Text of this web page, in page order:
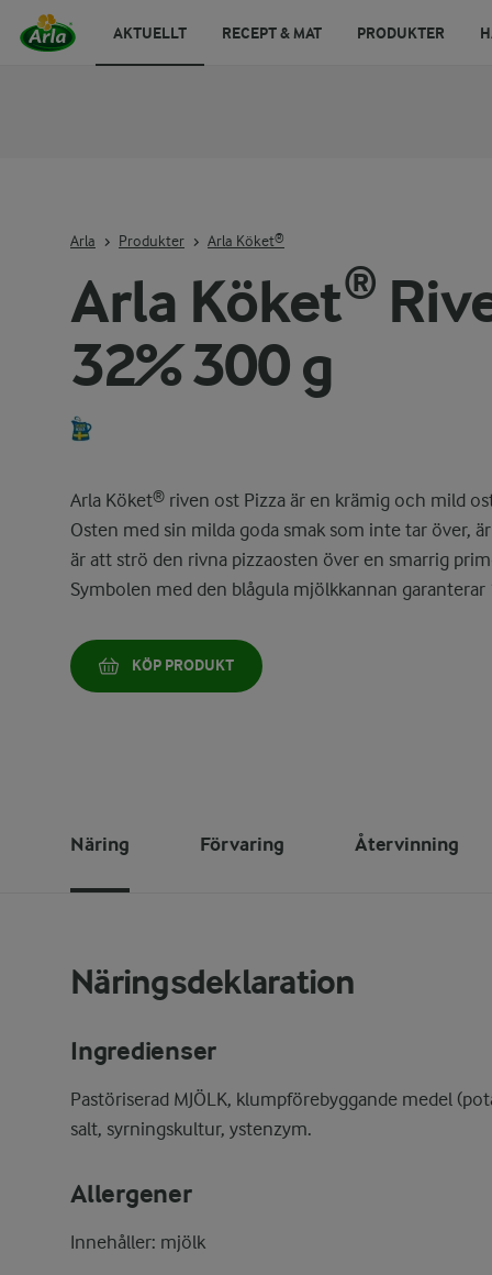
AKTUELLT RECEPT & MAT PRODUKTER
Arla Produkter Arla Köket®
Arla Köket®
32% 300 g
KÖP PRODUKT
Arla Köket® riven ost Pizza är en krämig och mild
Osten med sin milda goda smak som inte tar över,
är att strö den rivna pizzaosten över en smarrig
Symbolen med den blågula mjölkkannan
Näring Förvaring Återvinning
Näringsdeklaration
Ingredienser
Pastöriserad MJÖLK, klumpförebyggande medel
salt, syrningskultur, ystenzym.
Allergener
Innehåller: mjölk